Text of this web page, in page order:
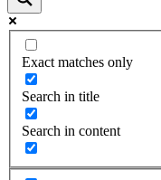
Exact matches only
Search in title
Search in content